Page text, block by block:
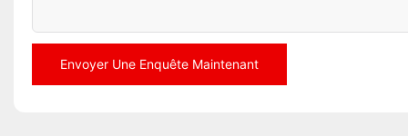
Envoyer Une Enquête Maintenant